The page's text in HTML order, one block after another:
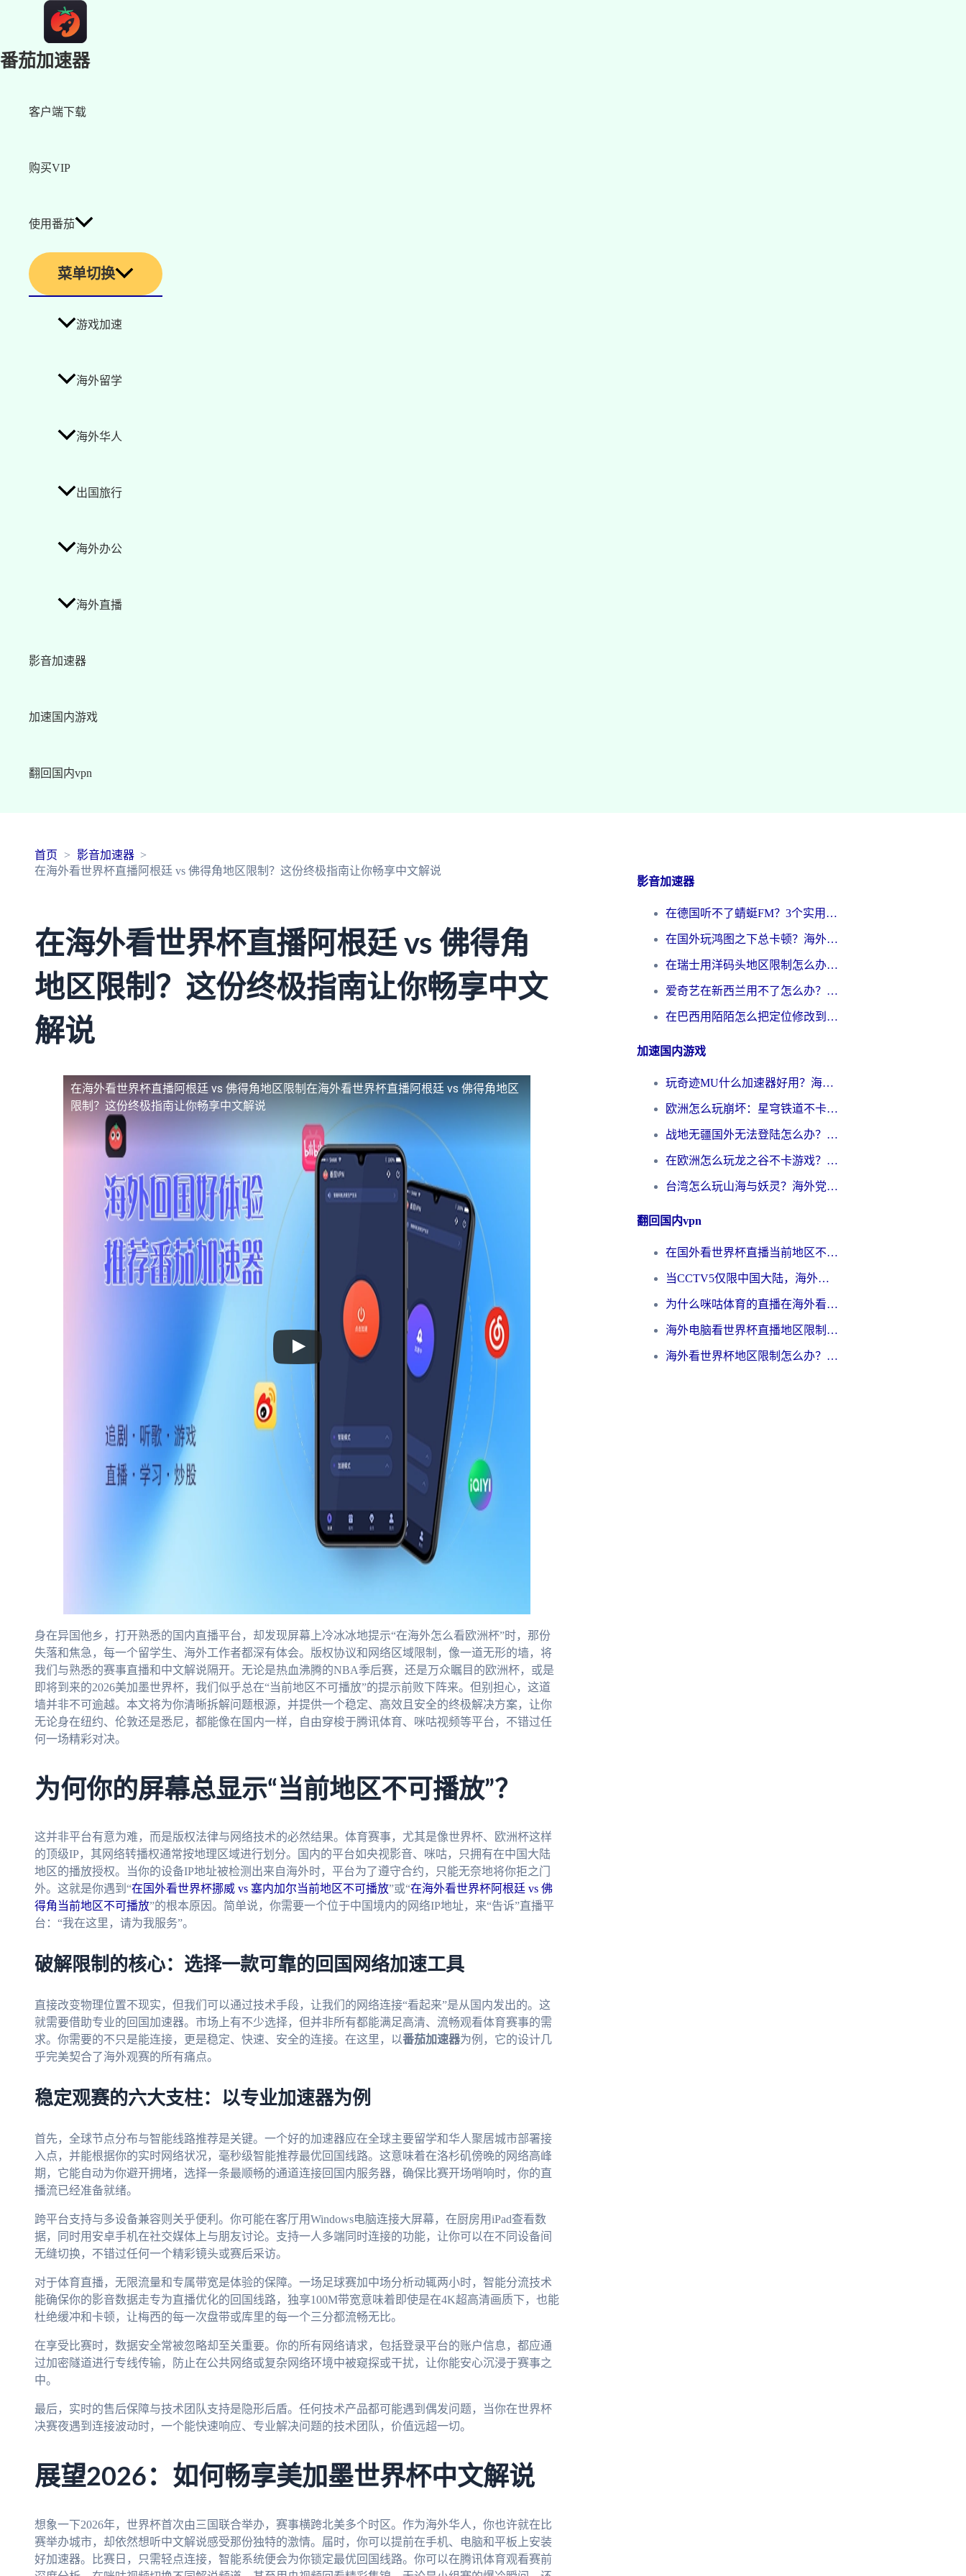
番茄加速器
客户端下载
购买VIP
使用番茄
菜单切换
游戏加速
海外留学
海外华人
出国旅行
海外办公
海外直播
影音加速器
加速国内游戏
翻回国内vpn
首页
影音加速器
在海外看世界杯直播阿根廷 vs 佛得角地区限制？这份终极指南让你畅享中文解说
在海外看世界杯直播阿根廷 vs 佛得角
地区限制？这份终极指南让你畅享中文
解说
在海外看世界杯直播阿根廷 vs 佛得角地区限制 在海外看世界杯直播阿根廷 vs 佛得角地区
限制？这份终极指南让你畅享中文解说
身在异国他乡，打开熟悉的国内直播平台，却发现屏幕上冷冰冰地提示“在海外怎么看欧洲杯”时，那份
失落和焦急，每一个留学生、海外工作者都深有体会。版权协议和网络区域限制，像一道无形的墙，将
我们与熟悉的赛事直播和中文解说隔开。无论是热血沸腾的NBA季后赛，还是万众瞩目的欧洲杯，或是
即将到来的2026美加墨世界杯，我们似乎总在“当前地区不可播放”的提示前败下阵来。但别担心，这道
墙并非不可逾越。本文将为你清晰拆解问题根源，并提供一个稳定、高效且安全的终极解决方案，让你
无论身在纽约、伦敦还是悉尼，都能像在国内一样，自由穿梭于腾讯体育、咪咕视频等平台，不错过任
何一场精彩对决。
为何你的屏幕总显示“当前地区不可播放”？
这并非平台有意为难，而是版权法律与网络技术的必然结果。体育赛事，尤其是像世界杯、欧洲杯这样
的顶级IP，其网络转播权通常按地理区域进行划分。国内的平台如央视影音、咪咕，只拥有在中国大陆
地区的播放授权。当你的设备IP地址被检测出来自海外时，平台为了遵守合约，只能无奈地将你拒之门
外。这就是你遇到“在国外看世界杯挪威 vs 塞内加尔当前地区不可播放”或“在海外看世界杯阿根廷 vs 佛
得角当前地区不可播放”的根本原因。简单说，你需要一个位于中国境内的网络IP地址，来“告诉”直播平
台：“我在这里，请为我服务”。
破解限制的核心：选择一款可靠的回国网络加速工具
直接改变物理位置不现实，但我们可以通过技术手段，让我们的网络连接“看起来”是从国内发出的。这
就需要借助专业的回国加速器。市场上有不少选择，但并非所有都能满足高清、流畅观看体育赛事的需
求。你需要的不只是能连接，更是稳定、快速、安全的连接。在这里，以番茄加速器为例，它的设计几
乎完美契合了海外观赛的所有痛点。
稳定观赛的六大支柱：以专业加速器为例
首先，全球节点分布与智能线路推荐是关键。一个好的加速器应在全球主要留学和华人聚居城市部署接
入点，并能根据你的实时网络状况，毫秒级智能推荐最优回国线路。这意味着在洛杉矶傍晚的网络高峰
期，它能自动为你避开拥堵，选择一条最顺畅的通道连接回国内服务器，确保比赛开场哨响时，你的直
播流已经准备就绪。
跨平台支持与多设备兼容则关乎便利。你可能在客厅用Windows电脑连接大屏幕，在厨房用iPad查看数
据，同时用安卓手机在社交媒体上与朋友讨论。支持一人多端同时连接的功能，让你可以在不同设备间
无缝切换，不错过任何一个精彩镜头或赛后采访。
对于体育直播，无限流量和专属带宽是体验的保障。一场足球赛加中场分析动辄两小时，智能分流技术
能确保你的影音数据走专为直播优化的回国线路，独享100M带宽意味着即使是在4K超高清画质下，也能
杜绝缓冲和卡顿，让梅西的每一次盘带或库里的每一个三分都流畅无比。
在享受比赛时，数据安全常被忽略却至关重要。你的所有网络请求，包括登录平台的账户信息，都应通
过加密隧道进行专线传输，防止在公共网络或复杂网络环境中被窥探或干扰，让你能安心沉浸于赛事之
中。
最后，实时的售后保障与技术团队支持是隐形后盾。任何技术产品都可能遇到偶发问题，当你在世界杯
决赛夜遇到连接波动时，一个能快速响应、专业解决问题的技术团队，价值远超一切。
展望2026：如何畅享美加墨世界杯中文解说
想象一下2026年，世界杯首次由三国联合举办，赛事横跨北美多个时区。作为海外华人，你也许就在比
赛举办城市，却依然想听中文解说感受那份独特的激情。届时，你可以提前在手机、电脑和平板上安装
好加速器。比赛日，只需轻点连接，智能系统便会为你锁定最优回国线路。你可以在腾讯体育观看赛前
影音加速器
在德国听不了蜻蜓FM？3个实用技巧帮你解锁国内影音自由
在国外玩鸿图之下总卡顿？海外党追剧听歌的3个实用解决方案
在瑞士用洋码头地区限制怎么办？海外华人必看的回国加速全攻略
爱奇艺在新西兰用不了怎么办？海外党亲测有效的回国加速方案
在巴西用陌陌怎么把定位修改到中国国内？海外党必看的回国加速全攻略
加速国内游戏
玩奇迹MU什么加速器好用？海外党亲测：这款加速器让你告别延迟卡顿！
欧洲怎么玩崩坏：星穹铁道不卡？2026海外玩家国服游戏加速器终极攻略
战地无疆国外无法登陆怎么办？海外玩家国服畅玩终极指南（附欧服魔兽EVE加速方案）
在欧洲怎么玩龙之谷不卡游戏？2026海外党国服游戏加速全攻略
台湾怎么玩山海与妖灵？海外党国服游戏加速全攻略，告别延迟卡顿
翻回国内vpn
在国外看世界杯直播当前地区不可播放？海外党必看的回国加速全攻略
当CCTV5仅限中国大陆，海外球迷的世界杯狂欢如何继续？
为什么咪咕体育的直播在海外看不了？3步解决海外看世界杯+抖音地区限制难题
海外电脑看世界杯直播地区限制怎么办？你需要一个聪明的加速器
海外看世界杯地区限制怎么办？一篇搞定咪咕视频播放+国内资源无缝访问指南